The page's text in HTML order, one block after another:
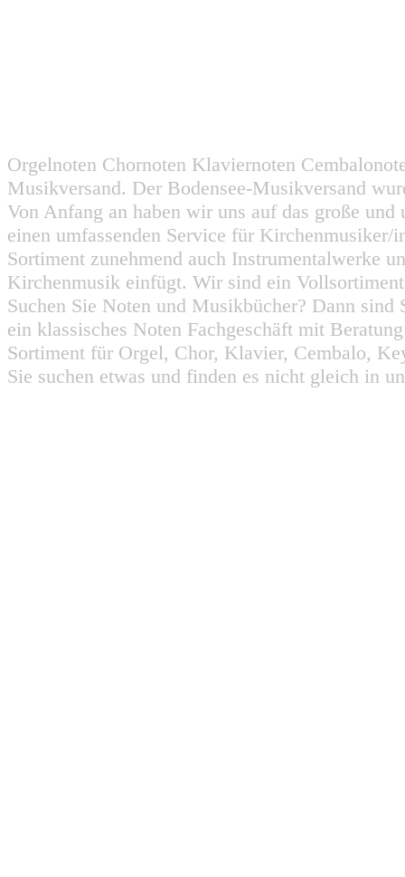
Orgelnoten Chornoten Klaviernoten
Musikversand. Der Bodensee-Musikversand
Von Anfang an haben wir uns auf das große
einen umfassenden Service für
Sortiment zunehmend auch Instrumentalwerke
Kirchenmusik einfügt. Wir sind ein
Suchen Sie Noten und Musikbücher? Dann
ein klassisches Noten Fachgeschäft mit
Sortiment für Orgel, Chor, Klavier, Cembalo,
Sie suchen etwas und finden es nicht gleich in